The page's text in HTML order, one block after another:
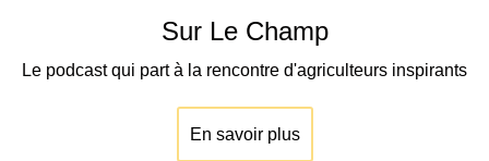
Sur Le Champ
Le podcast qui part à la rencontre d'agriculteurs inspirants
En savoir plus